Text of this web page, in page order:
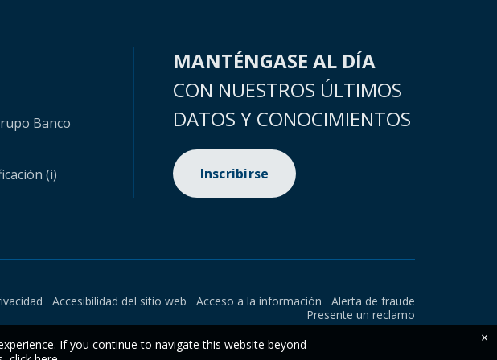
Banco
(i)
MANTÉNGASE AL DÍA
CON NUESTROS ÚLTIMOS
DATOS Y CONOCIMIENTOS
Inscribirse
Accesibilidad del sitio web Acceso a la información
Alerta de fraude
Presente un reclamo
If you continue to navigate this website beyond
×